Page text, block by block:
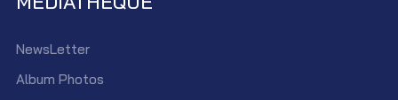
NewsLetter
Album Photos